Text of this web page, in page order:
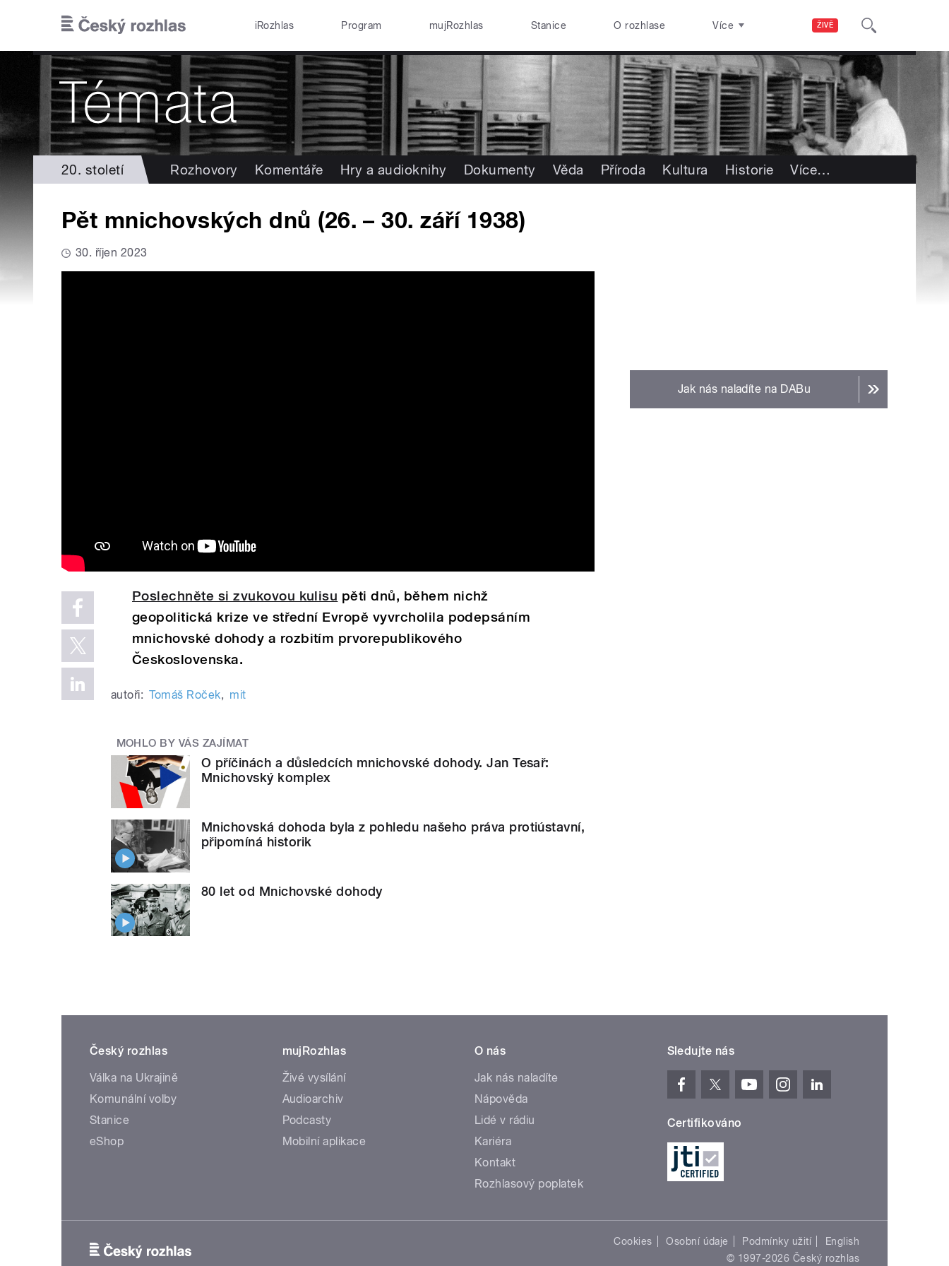
ŽIVĚ
iRozhlas Program mujRozhlas Stanice O rozhlase Více
20. století Rozhovory Komentáře Hry a audioknihy Dokumenty Věda Příroda Kultura Historie Více…
Pět mnichovských dnů (26. – 30. září 1938)
30. říjen 2023
Poslechněte si zvukovou kulisu pěti dnů, během nichž
geopolitická krize ve střední Evropě vyvrcholila podepsáním
mnichovské dohody a rozbitím prvorepublikového
Československa.
autoři: Tomáš Roček, mit
MOHLO BY VÁS ZAJÍMAT
O příčinách a důsledcích mnichovské dohody. Jan Tesař:
Mnichovský komplex
Mnichovská dohoda byla z pohledu našeho práva protiústavní,
připomíná historik
80 let od Mnichovské dohody
Jak nás naladíte na DABu
Český rozhlas
Válka na Ukrajině
Komunální volby
Stanice
eShop
mujRozhlas
Živé vysílání
Audioarchiv
Podcasty
Mobilní aplikace
O nás
Jak nás naladíte
Nápověda
Lidé v rádiu
Kariéra
Kontakt
Rozhlasový poplatek
Sledujte nás
Certifikováno
Cookies Osobní údaje Podmínky užití
English
© 1997-2026 Český rozhlas